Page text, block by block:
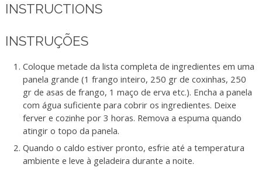
INSTRUCTIONS
INSTRUÇÕES
Coloque metade da lista completa de ingredientes em uma
panela grande (1 frango inteiro, 250 gr de coxinhas, 250
gr de asas de frango, 1 maço de erva etc.). Encha a panela
com água suficiente para cobrir os ingredientes. Deixe
ferver e cozinhe por 3 horas. Remova a espuma quando
atingir o topo da panela.
Quando o caldo estiver pronto, esfrie até a temperatura
ambiente e leve à geladeira durante a noite.